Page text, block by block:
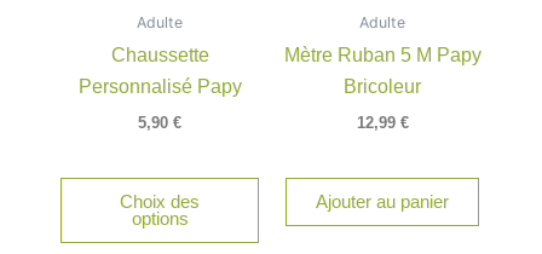
Adulte
Chaussette
Personnalisé Papy
5,90 €
Choix des
options
variations.
être
choisies
Adulte
Mètre Ruban 5 M Papy
Bricoleur
12,99 €
Ajouter au panier